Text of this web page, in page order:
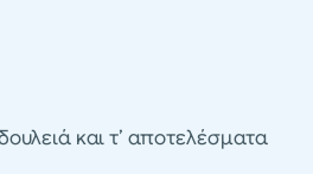
και τ’ αποτελέσματα